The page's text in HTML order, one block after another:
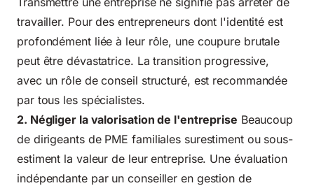
travailler. Pour des entrepreneurs dont l'identité est
profondément liée à leur rôle, une coupure brutale
peut être dévastatrice. La transition progressive,
avec un rôle de conseil structuré, est recommandée
par tous les spécialistes.
2. Négliger la valorisation de l'entreprise Beaucoup
de dirigeants de PME familiales surestiment ou sous-
estiment la valeur de leur entreprise. Une évaluation
indépendante par un conseiller en gestion de